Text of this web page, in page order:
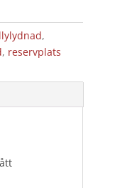
,
, reservplats